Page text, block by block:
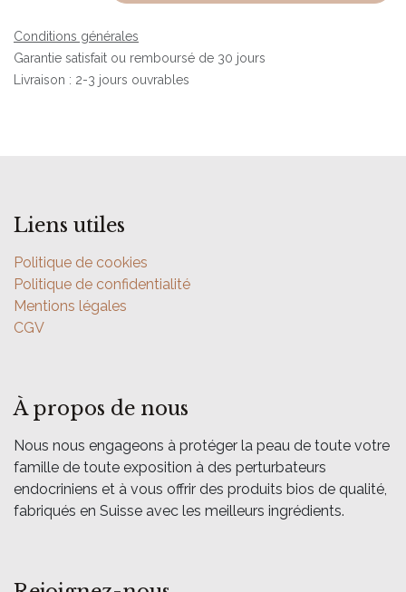
Conditions générales
Garantie satisfait ou remboursé de 30 jours
Livraison : 2-3 jours ouvrables
Liens utiles
Politique de cookies
Politique de confidentialité
Mentions légales
CGV
À propos de nous
Nous nous engageons à protéger la peau de toute votre
famille de toute exposition à des perturbateurs
endocriniens et à vous offrir des produits bios de qualité,
fabriqués en Suisse avec les meilleurs ingrédients.